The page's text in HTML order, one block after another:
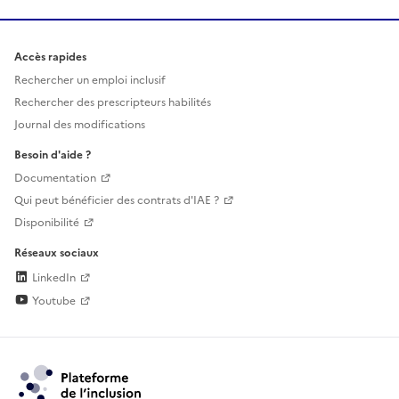
Accès rapides
Rechercher un emploi inclusif
Rechercher des prescripteurs habilités
Journal des modifications
Besoin d'aide ?
Documentation
Qui peut bénéficier des contrats d'IAE ?
Disponibilité
Réseaux sociaux
LinkedIn
Youtube